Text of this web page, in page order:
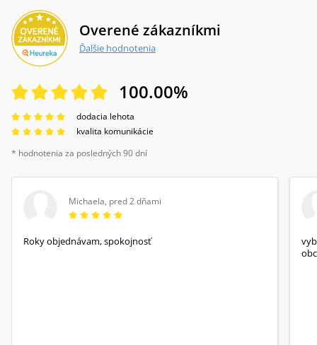
Overené zákazníkmi
Ďalšie hodnotenia
100.00%
dodacia lehota
kvalita komunikácie
* hodnotenia za posledných 90 dní
Michaela, pred 2 dňami
Roky objednávam, spokojnosť